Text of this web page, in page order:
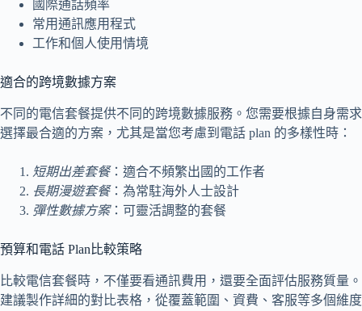
國際通話頻率
常用通訊應用程式
工作和個人使用情境
適合的跨境數據方案
不同的電信套餐提供不同的跨境數據服務。您需要根據自身需求
選擇最合適的方案，尤其是當您考慮到電話 plan 的多樣性時：
短期出差套餐：適合不頻繁出國的工作者
長期漫遊套餐：為常駐海外人士設計
彈性數據方案：可靈活調整的套餐
預算和電話 Plan比較策略
比較電信套餐時，不僅要看通訊費用，還要全面評估服務質量。
建議製作詳細的對比表格，從覆蓋範圍、資費、客服等多個維度